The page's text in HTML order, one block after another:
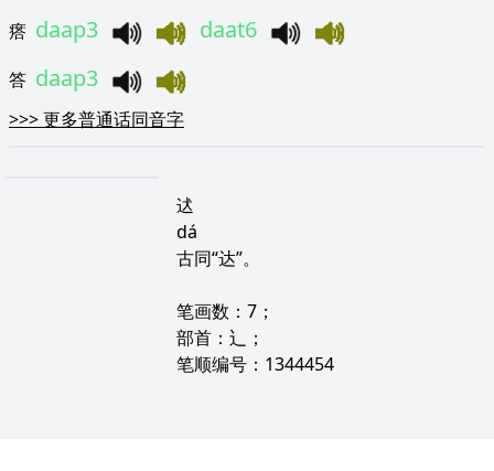
瘩 daap3 daat6
答 daap3
>>>更多普通话同音字
迖
dá
古同“达”。
笔画数：7；
部首：辶；
笔顺编号：1344454